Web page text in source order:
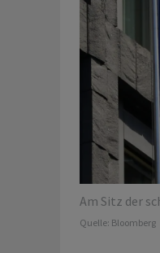
Am Sitz der
Quelle: Bloomberg